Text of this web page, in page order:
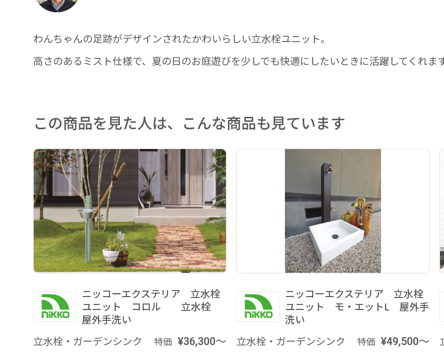
わんちゃんの足跡がデザインされたかわいらしい立水栓ユニット。
高さのあるミスト仕様で、夏の日のお庭遊びを少しでも快適にしたいときに活躍してくれま
この商品を見た人は、こんな商品も見ています
ニッコーエクステリア 立水栓
ユニット コロル 立水栓
屋外手洗い
立水栓・ガーデンシンク
特価 ¥36,300～
ニッコーエクステリア 立水栓
ユニット モ・エットL 屋外手
洗い
立水栓・ガーデンシンク
特価 ¥49,500～